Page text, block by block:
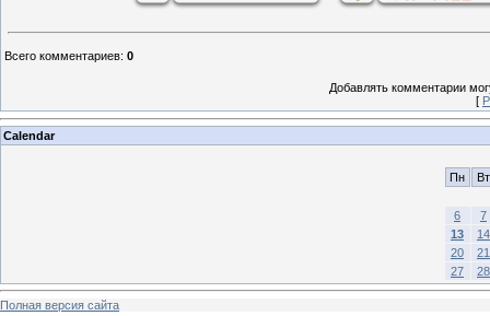
Всего комментариев: 0
Добавлять комментарии
[
Calendar
Пн Вт
6
7
13
14
20
21
27
28
Полная версия сайта